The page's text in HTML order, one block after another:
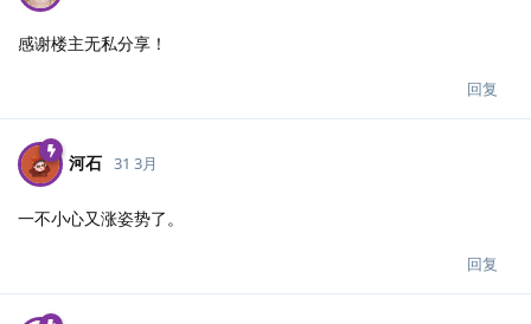
感谢楼主无私分享！
回复
河石 31 3月
一不小心又涨姿势了。
回复